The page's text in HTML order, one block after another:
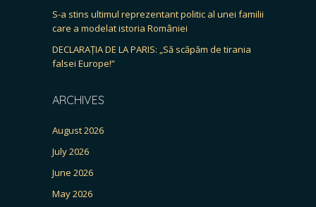
S-a stins ultimul reprezentant politic al unei familii
care a modelat istoria României
DECLARAȚIA DE LA PARIS: „Să scăpăm de tirania
falsei Europe!”
ARCHIVES
August 2026
July 2026
June 2026
May 2026